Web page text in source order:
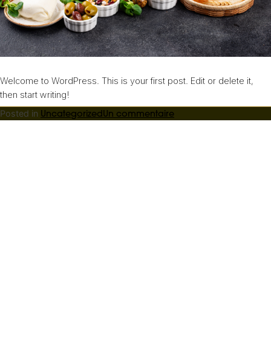
Le concept
Magasin de décoration
Décoration sur mesure
Contact
Welcome to WordPress. This is your first post. Edit or delete it,
then start writing!
Posted in UncategorizedUn commentairesur